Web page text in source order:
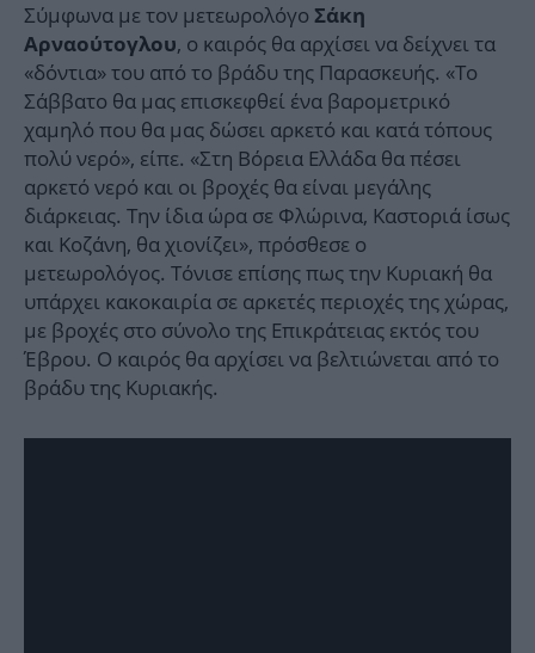
Σύμφωνα με τον μετεωρολόγο Σάκη
Αρναούτογλου, ο καιρός θα αρχίσει να δείχνει τα
«δόντια» του από το βράδυ της Παρασκευής. «Το
Σάββατο θα μας επισκεφθεί ένα βαρομετρικό
χαμηλό που θα μας δώσει αρκετό και κατά τόπους
πολύ νερό», είπε. «Στη Βόρεια Ελλάδα θα πέσει
αρκετό νερό και οι βροχές θα είναι μεγάλης
διάρκειας. Την ίδια ώρα σε Φλώρινα, Καστοριά ίσως
και Κοζάνη, θα χιονίζει», πρόσθεσε ο
μετεωρολόγος. Τόνισε επίσης πως την Κυριακή θα
υπάρχει κακοκαιρία σε αρκετές περιοχές της χώρας,
με βροχές στο σύνολο της Επικράτειας εκτός του
Έβρου. Ο καιρός θα αρχίσει να βελτιώνεται από το
βράδυ της Κυριακής.